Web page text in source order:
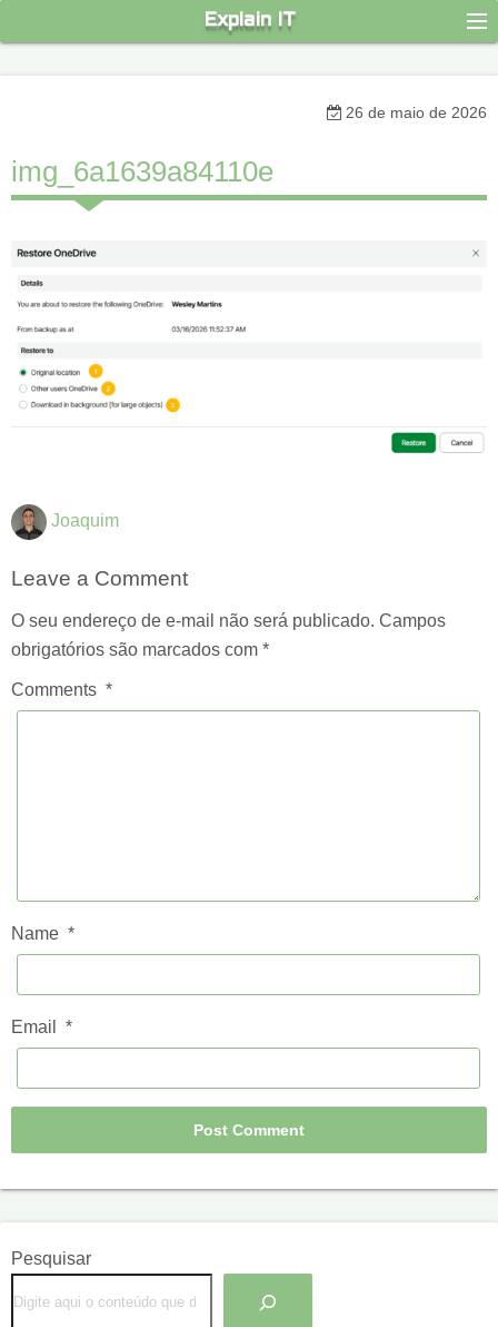
k
Explain IT
26 de maio de 2026
img_6a1639a84110e
Joaquim
Leave a Comment
O seu endereço de e-mail não será publicado. Campos
obrigatórios são marcados com *
Comments *
Name *
Email *
Pesquisar